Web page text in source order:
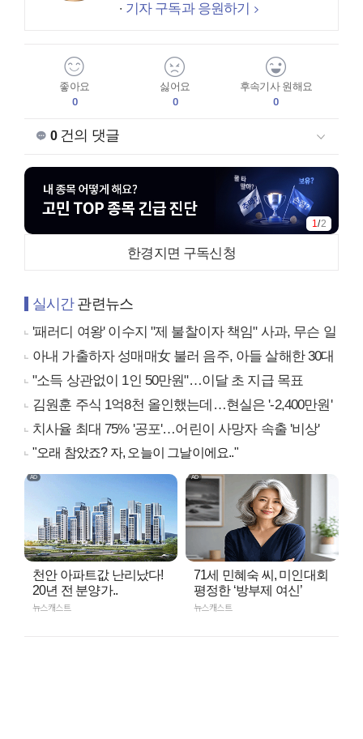
기자 구독과 응원하기
좋아요
0
싫어요
0
후속기사 원해요
0
0건의 댓글
1 /2
한경지면 구독신청
실시간관련뉴스
'패러디 여왕' 이수지 "제 불찰이자 책임" 사과, 무슨 일
아내 가출하자 성매매女 불러 음주, 아들 살해한 30대
"소득 상관없이 1인 50만원"…이달 초 지급 목표
김원훈 주식 1억8천 올인했는데…현실은 '-2,400만원'
치사율 최대 75% '공포'…어린이 사망자 속출 '비상'
"오래 참았죠? 자, 오늘이 그날이에요.."
천안 아파트값 난리났다!
20년 전 분양가..
뉴스캐스트
71세 민혜숙 씨, 미인대회
평정한 ‘방부제 여신’
뉴스캐스트